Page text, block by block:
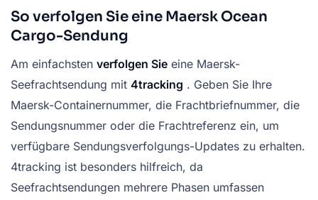
So verfolgen Sie eine Maersk Ocean
Cargo-Sendung
Am einfachsten verfolgen Sie eine Maersk-
Seefrachtsendung mit 4tracking . Geben Sie Ihre
Maersk-Containernummer, die Frachtbriefnummer, die
Sendungsnummer oder die Frachtreferenz ein, um
verfügbare Sendungsverfolgungs-Updates zu erhalten.
4tracking ist besonders hilfreich, da
Seefrachtsendungen mehrere Phasen umfassen